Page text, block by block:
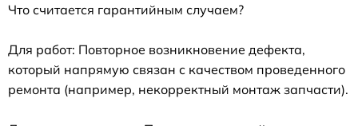
Что считается гарантийным случаем?
Для работ: Повторное возникновение дефекта,
который напрямую связан с качеством проведенного
ремонта (например, некорректный монтаж запчасти).